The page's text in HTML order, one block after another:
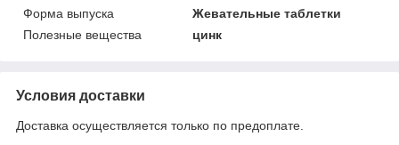
Форма выпуска
Жевательные таблетки
Полезные вещества
цинк
Условия доставки
Доставка осуществляется только по предоплате.